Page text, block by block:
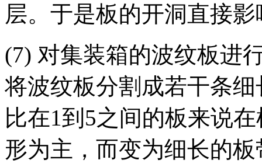
层。于是板的开洞直接
(7) 对集装箱的波纹板进
将波纹板分割成若干条
比在1到5之间的板来说
形为主，而变为细长的